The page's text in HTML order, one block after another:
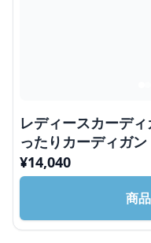
レディースカーデ
ったりカーディガ
¥14,040
商